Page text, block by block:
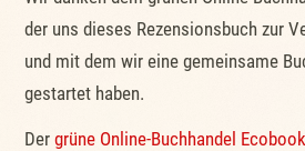
der uns dieses Rezensionsbuch zur
und mit dem wir eine gemeinsame
gestartet haben.
Dergrüne Online-Buchhandel